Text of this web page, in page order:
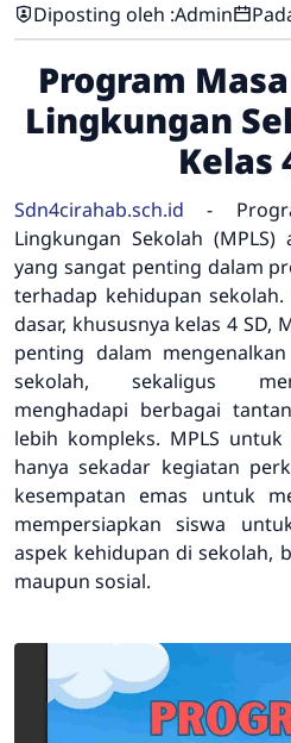
Diposting oleh :Admin
Program
Lingkungan
Kelas
Sdn4cirahab.sch.id -
Lingkungan Sekolah
yang sangat penting dalam
terhadap kehidupan
dasar, khususnya kelas 4 SD,
penting dalam
sekolah, sekaligus
menghadapi berbagai
lebih kompleks. MPLS
hanya sekadar kegiatan
kesempatan emas untuk
mempersiapkan siswa
aspek kehidupan di sekolah,
maupun sosial.